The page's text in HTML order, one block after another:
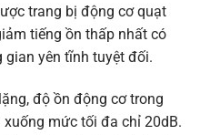
trang bị động cơ quạt
tiếng ồn thấp nhất có
gian yên tĩnh tuyệt đối.
độ ồn động cơ trong
mức tối đa chỉ 20dB.